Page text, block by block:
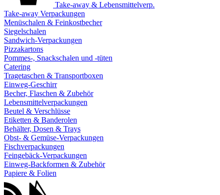
Take-away & Lebensmittelverp.
Take-away Verpackungen
Menüschalen & Feinkostbecher
Siegelschalen
Sandwich-Verpackungen
Pizzakartons
Pommes-, Snackschalen und -tüten
Catering
Tragetaschen & Transportboxen
Einweg-Geschirr
Becher, Flaschen & Zubehör
Lebensmittelverpackungen
Beutel & Verschlüsse
Etiketten & Banderolen
Behälter, Dosen & Trays
Obst- & Gemüse-Verpackungen
Fischverpackungen
Feingebäck-Verpackungen
Einweg-Backformen & Zubehör
Papiere & Folien